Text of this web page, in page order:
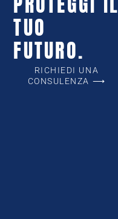
TUO
FUTURO.
RICHIEDI UNA
CONSULENZA ⟶